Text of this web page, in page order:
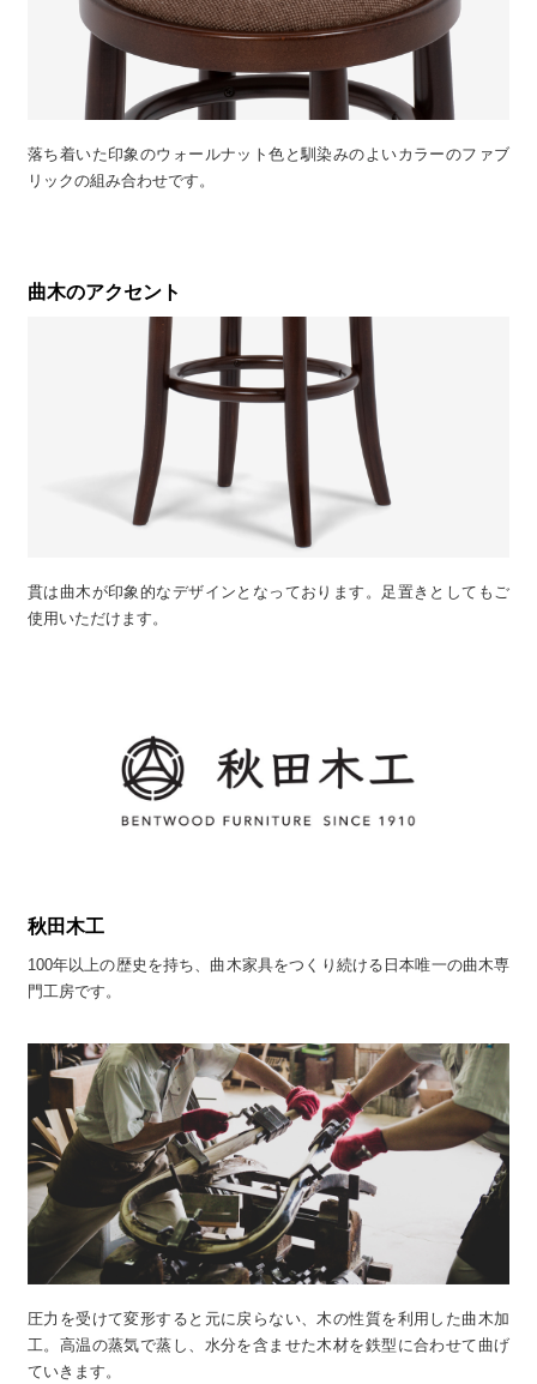
落ち着いた印象のウォールナット色と馴染みのよいカラーのファブ
リックの組み合わせです。
曲木のアクセント
貫は曲木が印象的なデザインとなっております。足置きとしてもご
使用いただけます。
秋田木工
100年以上の歴史を持ち、曲木家具をつくり続ける日本唯一の曲木専
門工房です。
圧力を受けて変形すると元に戻らない、木の性質を利用した曲木加
工。高温の蒸気で蒸し、水分を含ませた木材を鉄型に合わせて曲げ
ていきます。